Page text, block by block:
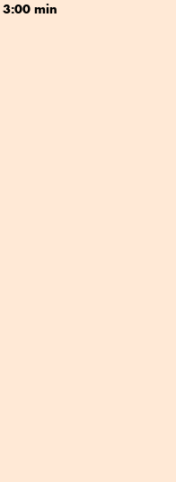
3:00 min